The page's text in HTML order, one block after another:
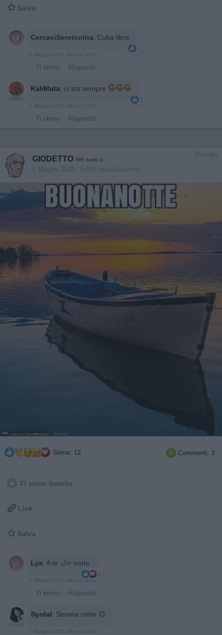
 Salva
CercasiSerotonina: Cuba libre
1
1 Maggio 2020 alle ore 19:35
· Ti stimo · Rispondi
KaliMata: ci sta sempre
1
1 Maggio 2020 alle ore 20:03
· Ti stimo · Rispondi
Vaccata
GIODETTO livello 3
1 Maggio 2020 - 6.038 visualizzazioni
Stime: 12  Commenti: 3
Ti stimo fratello
 Link
 Salva
Lya: A te 🌙⭐ notte
2
1 Maggio 2020 alle ore 22:51
· Ti stimo · Rispondi
Syrdal: Serena notte 😉